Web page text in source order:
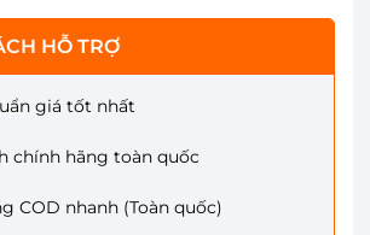
HỖ TRỢ
giá tốt nhất
chính hãng toàn quốc
COD nhanh (Toàn quốc)